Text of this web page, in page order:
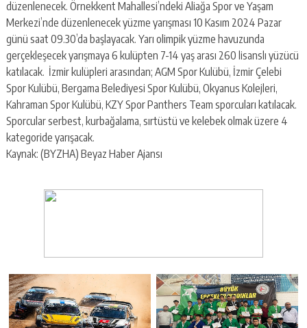
düzenlenecek. Örnekkent Mahallesi’ndeki Aliağa Spor ve Yaşam
Merkezi’nde düzenlenecek yüzme yarışması 10 Kasım 2024 Pazar
günü saat 09.30’da başlayacak. Yarı olimpik yüzme havuzunda
gerçekleşecek yarışmaya 6 kulüpten 7-14 yaş arası 260 lisanslı yüzücü
katılacak. İzmir kulüpleri arasından; AGM Spor Kulübü, İzmir Çelebi
Spor Kulübü, Bergama Belediyesi Spor Kulübü, Okyanus Kolejleri,
Kahraman Spor Kulübü, KZY Spor Panthers Team sporcuları katılacak.
Sporcular serbest, kurbağalama, sırtüstü ve kelebek olmak üzere 4
kategoride yarışacak.
Kaynak: (BYZHA) Beyaz Haber Ajansı